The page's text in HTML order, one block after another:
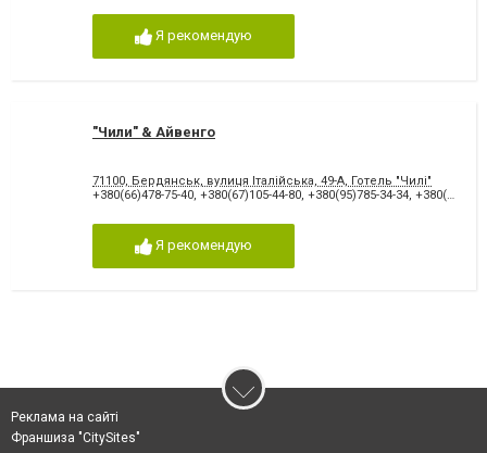
Я рекомендую
"Чили" & Айвенго
71100, Бердянськ, вулиця Італійська, 49-А, Готель "Чилі"
+380(66)478-75-40, +380(67)105-44-80, +380(95)785-34-34, +380(96)985-34-34
Я рекомендую
Реклама на сайті
Франшиза "CitySites"